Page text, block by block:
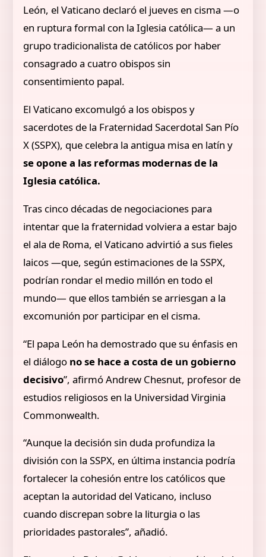
León, el Vaticano declaró el jueves en cisma —o
en ruptura formal con la Iglesia católica— a un
grupo tradicionalista de católicos por haber
consagrado a cuatro obispos sin
consentimiento papal.
El Vaticano excomulgó a los obispos y
sacerdotes de la Fraternidad Sacerdotal San Pío
X (SSPX), que celebra la antigua misa en latín y
se opone a las reformas modernas de la
Iglesia católica.
Tras cinco décadas de negociaciones para
intentar que la fraternidad volviera a estar bajo
el ala de Roma, el Vaticano advirtió a sus fieles
laicos —que, según estimaciones de la SSPX,
podrían rondar el medio millón en todo el
mundo— que ellos también se arriesgan a la
excomunión por participar en el cisma.
“El papa León ha demostrado que su énfasis en
el diálogo no se hace a costa de un gobierno
decisivo”, afirmó Andrew Chesnut, profesor de
estudios religiosos en la Universidad Virginia
Commonwealth.
“Aunque la decisión sin duda profundiza la
división con la SSPX, en última instancia podría
fortalecer la cohesión entre los católicos que
aceptan la autoridad del Vaticano, incluso
cuando discrepan sobre la liturgia o las
prioridades pastorales”, añadió.